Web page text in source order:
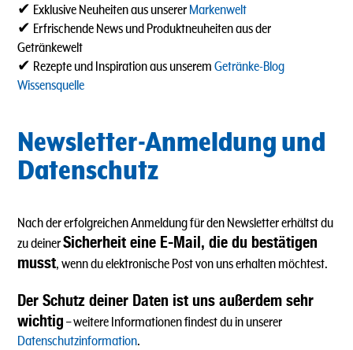
✔ Exklusive Neuheiten aus unserer Markenwelt
✔ Erfrischende News und Produktneuheiten aus der
Getränkewelt
✔ Rezepte und Inspiration aus unserem Getränke-Blog
Wissensquelle
Newsletter-Anmeldung und
Datenschutz
Nach der erfolgreichen Anmeldung für den Newsletter erhältst du
zu deinerSicherheit eine E-Mail, die du bestätigen
musst, wenn du elektronische Post von uns erhalten möchtest.
Der Schutz deiner Daten ist uns außerdem sehr
wichtig – weitere Informationen findest du in unserer
Datenschutzinformation.